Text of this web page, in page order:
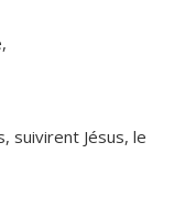
suivirent Jésus, le